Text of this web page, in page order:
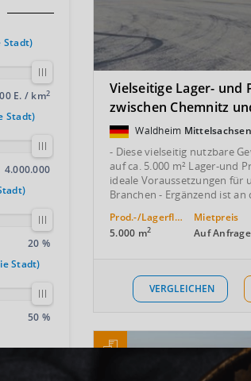
Stadt)
E. / km2
Stadt)
4.000.000
20 %
Stadt)
50 %
Vielseitige Lager-
zwischen Chemnitz
Waldheim Mittelsachsen
- Diese vielseitig nutzbare
auf ca. 5.000 m² Lager-und
ideale Voraussetzungen für
Branchen - Ergänzend ist an
Prod.-/Lagerfläche
5.000 m2
Mietpreis
Auf Anfrage
VERGLEICHEN